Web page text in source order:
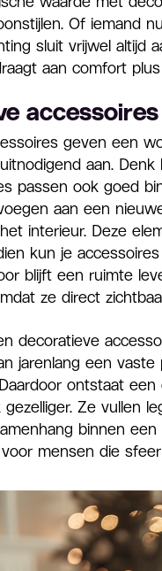
Of iemand
sluit vrijwel altijd
aan comfort plus
geven een
aan.
passen ook goed
aan een
interieur. Deze
kun je
blijft een ruimte
ze direct
decoratieve
jarenlang een
ontstaat
Ze vullen
binnen
mensen die